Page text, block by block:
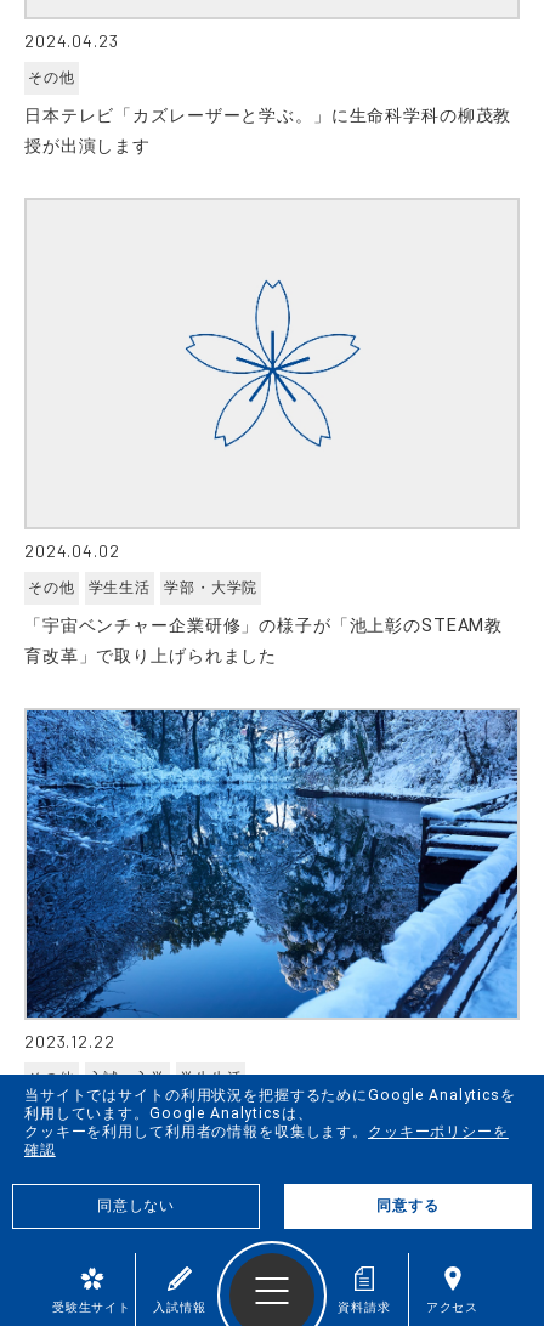
受験生サイト 入試情報 資料請求 アクセス
2024.04.23
その他
日本テレビ「カズレーザーと学ぶ。」に生命科学科の柳茂教
授が出演します
2024.04.02
その他 学生生活 学部・大学院
「宇宙ベンチャー企業研修」の様子が「池上彰のSTEAM教
育改革」で取り上げられました
2023.12.22
その他 入試・入学 学生生活
年末年始の事務取扱（休業）について
当サイトではサイトの利用状況を把握するためにGoogle Analyticsを
利用しています。Google Analyticsは、
クッキーを利用して利用者の情報を収集します。 クッキーポリシーを
確認
同意しない 同意する